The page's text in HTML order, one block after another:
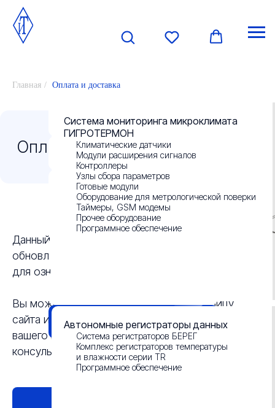
О компании
Новости
Контакты
Отзывы
Смотреть презентацию
Автономные регистраторы данных
Система регистраторов БЕРЕГ
Комплекс регистраторов температуры
и влажности серии TR
Программное обеспечение
Система мониторинга микроклимата
ГИГРОТЕРМОН
Климатические датчики
Модули расширения сигналов
Контроллеры
Узлы сбора параметров
Готовые модули
Оборудование для метрологической поверки
Таймеры, GSM модемы
Прочее оборудование
Программное обеспечение
Главная / Оплата и доставка
Данный раздел находится в стадии планового
обновления и в скором времени будет доступен
для ознакомления.
Вы можете вернуться на главную страницу
сайта или связаться с нами для обсуждения
вашего проекта и получения необходимых
консультаций